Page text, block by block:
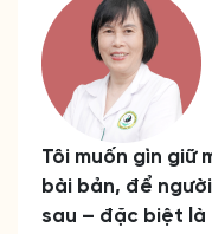
Tôi muốn gìn giữ
bài bản, để
sau – đặc biệt là